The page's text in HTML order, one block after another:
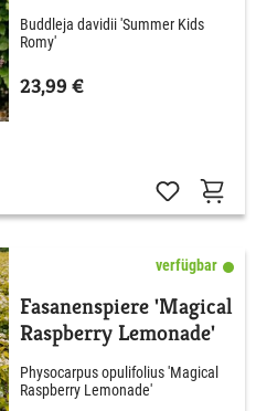
Buddleja davidii 'Summer Kids
Romy'
23,99 €
verfügbar
Fasanenspiere 'Magical
Raspberry Lemonade'
Physocarpus opulifolius 'Magical
Raspberry Lemonade'